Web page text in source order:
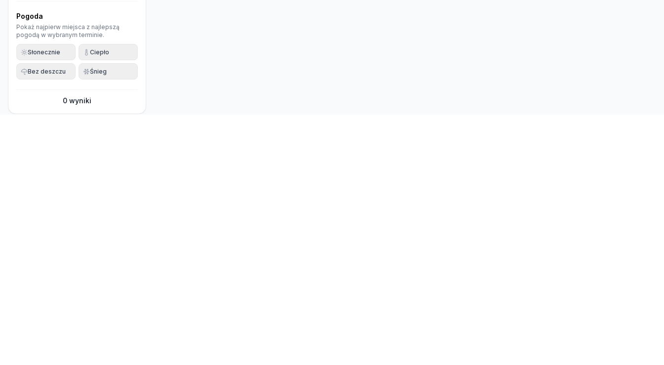
Pogoda
Pokaż najpierw miejsca z najlepszą
pogodą w wybranym terminie.
Słonecznie Ciepło
Bez deszczu Śnieg
0 wyniki